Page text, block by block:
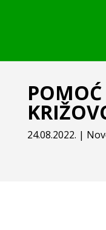
24.08.2022. |